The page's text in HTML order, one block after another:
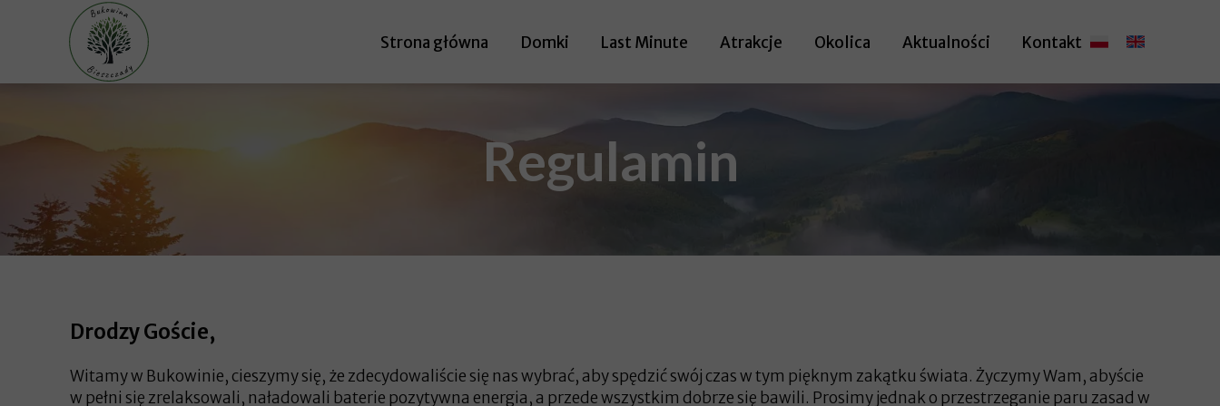
Strona główna Domki Last Minute Atrakcje Okolica Aktualności Kontakt
Regulamin
Drodzy Goście,
Witamy w Bukowinie, cieszymy się, że zdecydowaliście się nas wybrać, aby spędzić swój czas w tym pięknym zakątku świata. Życzymy Wam, abyście
w pełni się zrelaksowali, naładowali baterie pozytywna energia, a przede wszystkim dobrze się bawili. Prosimy jednak o przestrzeganie paru zasad w